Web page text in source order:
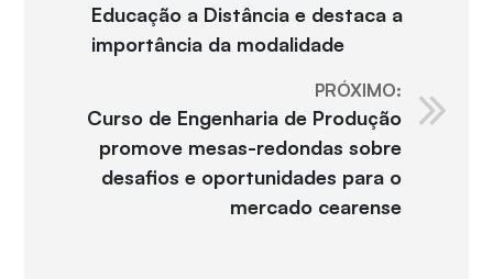
Educação a Distância e destaca a
importância da modalidade
PRÓXIMO:
Curso de Engenharia de Produção
promove mesas-redondas sobre
desafios e oportunidades para o
mercado cearense